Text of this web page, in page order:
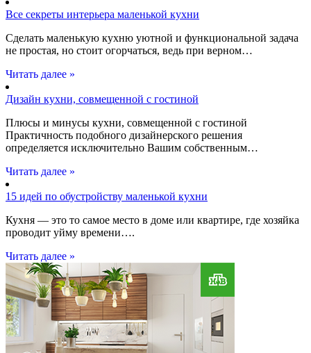
Все секреты интерьера маленькой кухни
Сделать маленькую кухню уютной и функциональной задача
не простая, но стоит огорчаться, ведь при верном…
Читать далее »
Дизайн кухни, совмещенной с гостиной
Плюсы и минусы кухни, совмещенной с гостиной
Практичность подобного дизайнерского решения
определяется исключительно Вашим собственным…
Читать далее »
15 идей по обустройству маленькой кухни
Кухня — это то самое место в доме или квартире, где хозяйка
проводит уйму времени….
Читать далее »